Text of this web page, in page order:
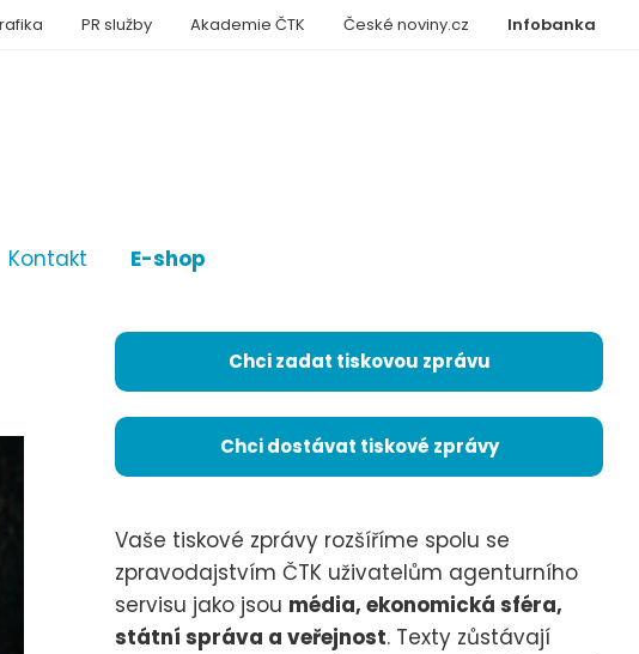
Kontakt E-shop
Infobanka
PR služby Akademie ČTK České noviny.cz
Chci zadat tiskovou zprávu
Chci dostávat tiskové zprávy
Vaše tiskové zprávy rozšíříme spolu se
zpravodajstvím ČTK uživatelům agenturního
servisu jako jsou média, ekonomická sféra,
státní správa a veřejnost. Texty zůstávají